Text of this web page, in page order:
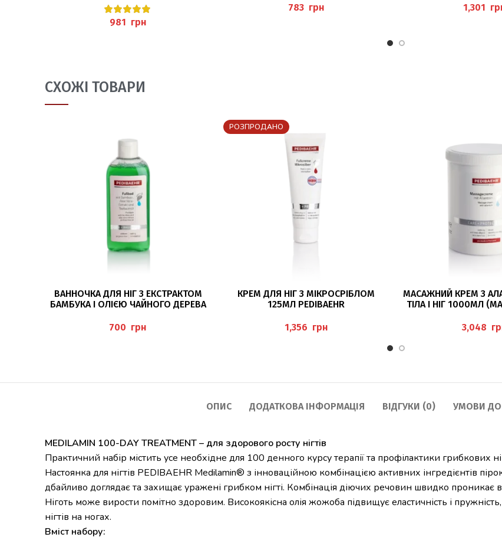
грн
грн
СХОЖІ ТОВАРИ
ДОДАТИ В КОШИК
ВАННОЧКА ДЛЯ НІГ З ЕКСТРАКТОМ
БАМБУКА І ОЛІЄЮ ЧАЙНОГО ДЕРЕВА
ALOEVERA-EXTRAKT UND TEEBAUMÖL)
грн
РОЗПРОДАНО
ЧИТАТИ ДАЛІ
КРЕМ ДЛЯ НІГ З МІКРОСРІБЛОМ
125МЛ PEDIBAEHR
грн
ДОДАТИ В
МАСАЖНИЙ КРЕМ З
ТІЛА І НІГ 1000МЛ
ОПИС ДОДАТКОВА ІНФОРМАЦІЯ ВІДГУКИ (0) УМОВИ
MEDILAMIN 100-DAY TREATMENT – для здорового росту нігтів
Практичний набір містить усе необхідне для 100 денного курсу терапії та профілактики грибкових
Настоянка для нігтів PEDIBAEHR Medilamin® з інноваційною комбінацією активних інгредієнтів
дбайливо доглядає та захищає уражені грибком нігті. Комбінація діючих речовин швидко проникає
Ніготь може вирости помітно здоровим. Високоякісна олія жожоба підвищує еластичність і
нігтів на ногах.
Вміст набору: